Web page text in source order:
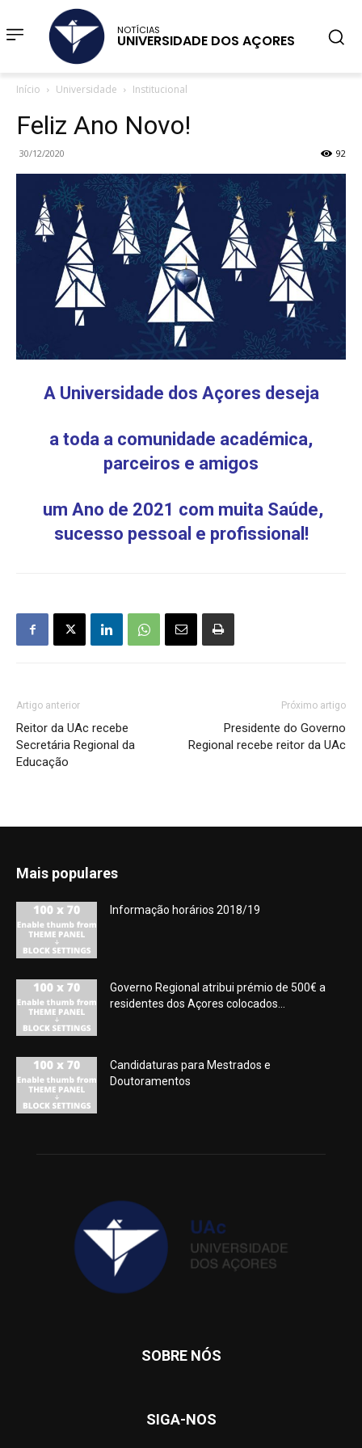
NOTÍCIAS
UNIVERSIDADE DOS AÇORES
Início Universidade Institucional
Feliz Ano Novo!
30/12/2020 92
A Universidade dos Açores deseja
a toda a comunidade académica,
parceiros e amigos
um Ano de 2021 com muita Saúde,
sucesso pessoal e profissional!
Artigo anterior
Reitor da UAc recebe
Secretária Regional da
Educação
Próximo artigo
Presidente do Governo
Regional recebe reitor da UAc
Mais populares
Informação horários 2018/19
Governo Regional atribui prémio de 500€ a
residentes dos Açores colocados...
Candidaturas para Mestrados e
Doutoramentos
SOBRE NÓS
SIGA-NOS